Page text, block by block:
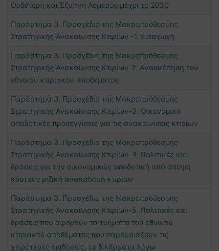
Ουδέτερη και Έξυπνη Λεμεσός μέχρι το 2030
Παράρτημα 3. Προσχέδιο της Μακροπρόθεσμης
Στρατηγικής Ανακαίνισης Κτιρίων -1. Εισαγωγή
Παράρτημα 3. Προσχέδιο της Μακροπρόθεσμης
Στρατηγικής Ανακαίνισης Κτιρίων-2. Ανασκόπηση του
εθνικού κτιριακού αποθέματος
Παράρτημα 3. Προσχέδιο της Μακροπρόθεσμης
Στρατηγικής Ανακαίνισης Κτιρίων-3. Οικονομικά
αποδοτικές προσεγγίσεις για τις ανακαινίσεις κτιρίων
Παράρτημα 3. Προσχέδιο της Μακροπρόθεσμης
Στρατηγικής Ανακαίνισης Κτιρίων-4. Πολιτικές και
δράσεις για την οικονομικώς αποδοτική από άποψη
κόστους ριζική ανακαίνιση κτιρίων
Παράρτημα 3. Προσχέδιο της Μακροπρόθεσμης
Στρατηγικής Ανακαίνισης Κτιρίων-5. Πολιτικές και
δράσεις που αφορούν τα τμήματα του εθνικού
κτιριακού αποθέματος που παρουσιάζουν τις
χειρότερες επιδόσεις, τα διλήμματα λόγω